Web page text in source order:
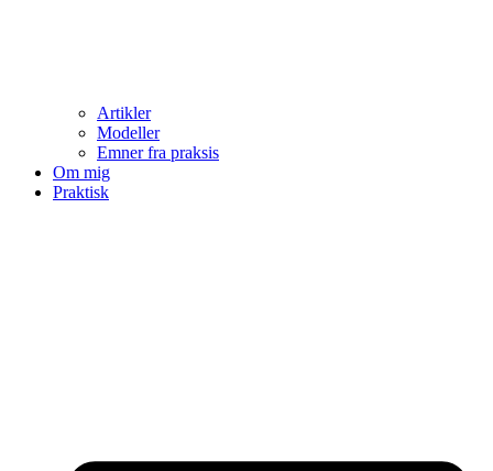
Artikler
Modeller
Emner fra praksis
Om mig
Praktisk